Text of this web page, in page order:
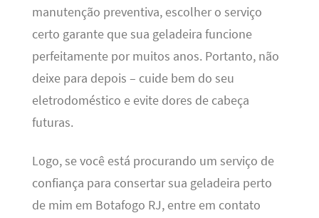
manutenção preventiva, escolher o serviço
certo garante que sua geladeira funcione
perfeitamente por muitos anos. Portanto, não
deixe para depois – cuide bem do seu
eletrodoméstico e evite dores de cabeça
futuras.
Logo, se você está procurando um serviço de
confiança para consertar sua geladeira perto
de mim em Botafogo RJ, entre em contato